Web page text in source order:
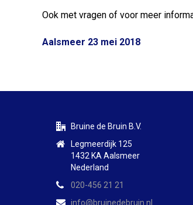
Ook met vragen of voor meer
Aalsmeer 23 mei 2018
Bruine de Bruin B.V.
Legmeerdijk 125
1432 KA Aalsmeer
Nederland
020-456 21 21
info@bruinedebruin.nl